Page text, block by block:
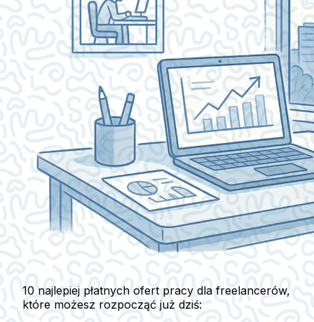
10 najlepiej płatnych ofert pracy dla freelancerów,
które możesz rozpocząć już dziś: